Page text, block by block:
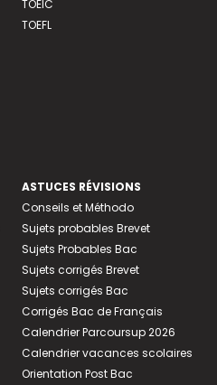
TOEIC
TOEFL
ASTUCES RÉVISIONS
Conseils et Méthodo
Sujets probables Brevet
Sujets Probables Bac
Sujets corrigés Brevet
Sujets corrigés Bac
Corrigés Bac de Français
Calendrier Parcoursup 2026
Calendrier vacances scolaires
Orientation Post Bac